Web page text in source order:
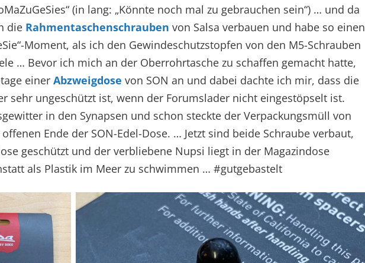
(in lang: „Könnte noch mal zu gebrauchen sein“) … und da
die Rahmentaschenschrauben von Salsa verbauen und habe so einen
Moment, als ich den Gewindeschutzstopfen von den M5-Schrauben
… Bevor ich mich an der Oberrohrtasche zu schaffen gemacht hatte,
einer Abzweigdose von SON an und dabei dachte ich mir, dass die
sehr ungeschützt ist, wenn der Forumslader nicht eingestöpselt ist.
in den Synapsen und schon steckte der Verpackungsmüll von
Ende der SON-Edel-Dose. … Jetzt sind beide Schraube verbaut,
geschützt und der verbliebene Nupsi liegt in der Magazindose
als Plastik im Meer zu schwimmen … #gutgebastelt